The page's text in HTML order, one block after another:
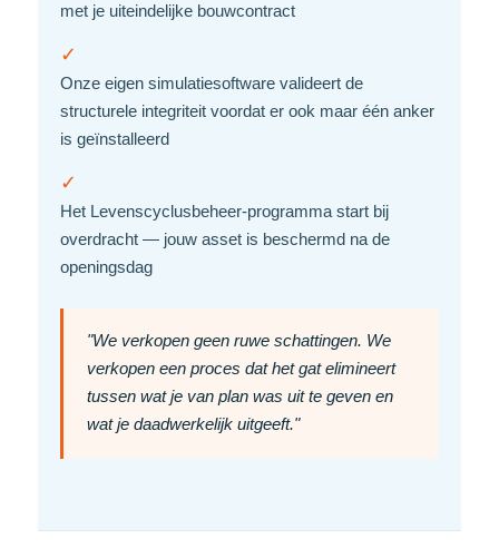
met je uiteindelijke bouwcontract
✓
Onze eigen simulatiesoftware valideert de
structurele integriteit voordat er ook maar één anker
is geïnstalleerd
✓
Het Levenscyclusbeheer-programma start bij
overdracht — jouw asset is beschermd na de
openingsdag
"We verkopen geen ruwe schattingen. We
verkopen een proces dat het gat elimineert
tussen wat je van plan was uit te geven en
wat je daadwerkelijk uitgeeft."